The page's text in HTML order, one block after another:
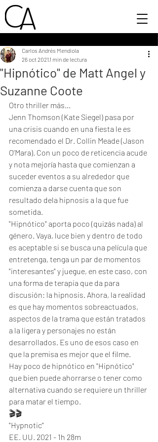
"Hipnótico" de Matt Angel y
Suzanne Coote
Carlos Andrés Mendiola
26 oct 2021 1 min de lectura
Otro thriller más...
Jenn Thomson (Kate Siegel) pasa por
una crisis cuando en una fiesta le es
recomendado el Dr. Collin Meade (Jason
O'Mara). Con un poco de reticencia acude
y nota mejoría hasta que comienzan a
suceder eventos a su alrededor que
comienza a darse cuenta que son
resultado dela hipnosis a la que fue
sometida.
"Hipnótico" aporta poco (quizás nada) al
género. Vaya, luce bien y dentro de todo
es aceptable si se busca una película que
entretenga, tenga un par de momentos
"interesantes" y juegue, en este caso, con
una forma de terapia que da para
discusión: la hipnosis. Ahora, la realidad
es que hay momentos sobreactuados,
aspectos de la trama que están tratados
a la ligera y personajes no están
desarrollados. Es uno de esos caso en
que la premisa es mejor que el filme.
Hay poco de hipnótico en "Hipnótico"
que bien puede ahorrarse o tener como
alternativa cuando se requiere un thriller
para matar el tiempo.
🎬🎬
"Hypnotic"
EE. UU. 2021 - 1h 28m